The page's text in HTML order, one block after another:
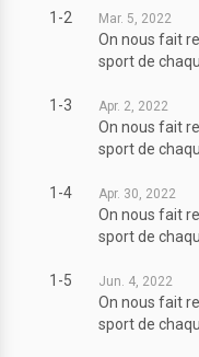
1-2 Mar. 5, 2022
On nous fait
sport de
1-3 Apr. 2, 2022
On nous fait
sport de
1-4 Apr. 30, 2022
On nous fait
sport de
1-5 Jun. 4, 2022
On nous fait
sport de